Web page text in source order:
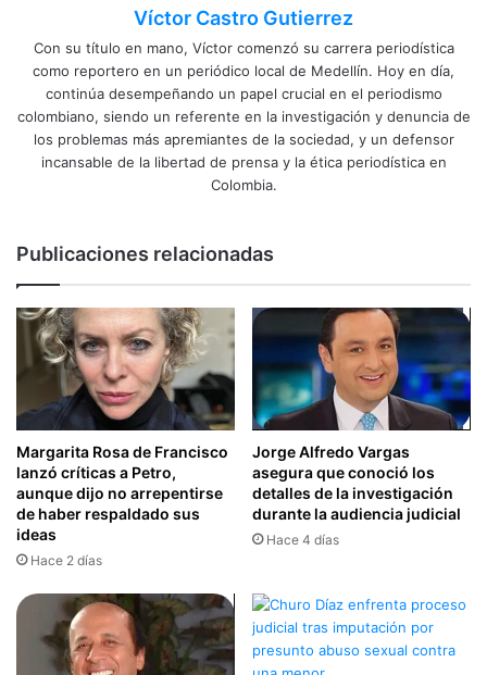
Víctor Castro Gutierrez
Con su título en mano, Víctor comenzó su carrera periodística
como reportero en un periódico local de Medellín. Hoy en día,
continúa desempeñando un papel crucial en el periodismo
colombiano, siendo un referente en la investigación y denuncia de
los problemas más apremiantes de la sociedad, y un defensor
incansable de la libertad de prensa y la ética periodística en
Colombia.
Publicaciones relacionadas
Margarita Rosa de Francisco
lanzó críticas a Petro,
aunque dijo no arrepentirse
de haber respaldado sus
ideas
Hace 2 días
Jorge Alfredo Vargas
asegura que conoció los
detalles de la investigación
durante la audiencia judicial
Hace 4 días